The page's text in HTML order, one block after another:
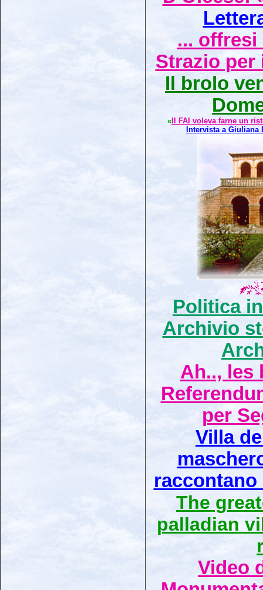
...
Strazio per
Il brolo
« Il FAI voleva farne un
Intervista a Giuliana
Politica
Archivio
Ah.., les
per
Villa
The
palladian
Video